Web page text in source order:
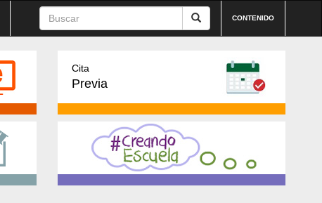
CONTENIDO
Cita
Previa